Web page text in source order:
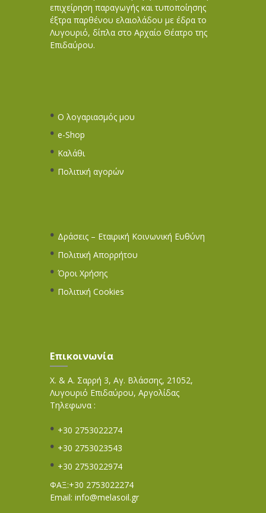
επιχείρηση παραγωγής και τυποποίησης
έξτρα παρθένου ελαιολάδου με έδρα το
Λυγουριό, δίπλα στο Αρχαίο Θέατρο της
Επιδαύρου.
Ο λογαριασμός μου
e-Shop
Καλάθι
Πολιτική αγορών
Δράσεις – Εταιρική Κοινωνική Ευθύνη
Πολιτική Απορρήτου
Όροι Χρήσης
Πολιτική Cookies
Επικοινωνία
Χ. & Α. Σαρρή 3, Αγ. Βλάσσης, 21052,
Λυγουριό Επιδαύρου, Αργολίδας
Τηλεφωνα :
+30 2753022274
+30 2753023543
+30 2753022974
ΦΑΞ:+30 2753022274
Email: info@melasoil.gr